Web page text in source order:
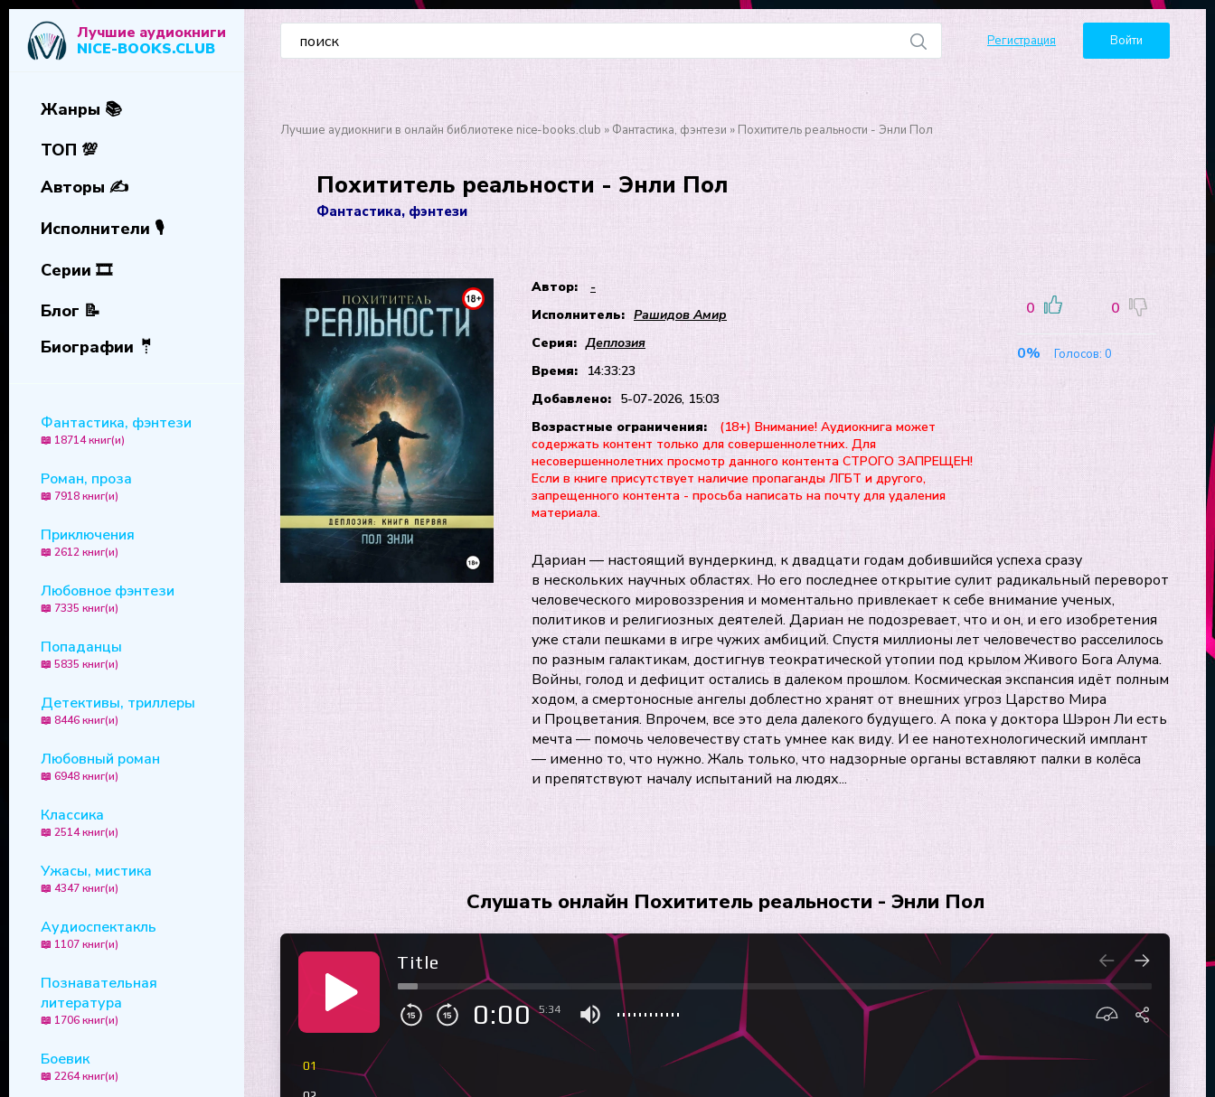
Лучшие аудиокниги
NICE-BOOKS.CLUB
Регистрация Войти
Жанры 📚
ТОП 💯
Авторы ✍️
Исполнители 🎙️
Серии 🎞️
Блог 📝
Биографии 🤵
Фантастика, фэнтези
📖 18714 книг(и)
Роман, проза
📖 7918 книг(и)
Приключения
📖 2612 книг(и)
Любовное фэнтези
📖 7335 книг(и)
Попаданцы
📖 5835 книг(и)
Детективы, триллеры
📖 8446 книг(и)
Любовный роман
📖 6948 книг(и)
Классика
📖 2514 книг(и)
Ужасы, мистика
📖 4347 книг(и)
Аудиоспектакль
📖 1107 книг(и)
Познавательная
литература
📖 1706 книг(и)
Боевик
📖 2264 книг(и)
Лучшие аудиокниги в онлайн библиотеке nice-books.club » Фантастика, фэнтези » Похититель реальности - Энли Пол
Похититель реальности - Энли Пол
Фантастика, фэнтези
Автор:
-
Исполнитель: Рашидов Амир
Серия: Деплозия
Время:
14:33:23
Добавлено: 5-07-2026, 15:03
Возрастные ограничения:
(18+) Внимание! Аудиокнига может
содержать контент только для совершеннолетних. Для
несовершеннолетних просмотр данного контента СТРОГО ЗАПРЕЩЕН!
Если в книге присутствует наличие пропаганды ЛГБТ и другого,
запрещенного контента - просьба написать на почту для удаления
материала.
0 0
0% Голосов: 0
Дариан — настоящий вундеркинд, к двадцати годам добившийся успеха сразу
в нескольких научных областях. Но его последнее открытие сулит радикальный переворот
человеческого мировоззрения и моментально привлекает к себе внимание ученых,
политиков и религиозных деятелей. Дариан не подозревает, что и он, и его изобретения
уже стали пешками в игре чужих амбиций. Спустя миллионы лет человечество расселилось
по разным галактикам, достигнув теократической утопии под крылом Живого Бога Алума.
Войны, голод и дефицит остались в далеком прошлом. Космическая экспансия идёт полным
ходом, а смертоносные ангелы доблестно хранят от внешних угроз Царство Мира
и Процветания. Впрочем, все это дела далекого будущего. А пока у доктора Шэрон Ли есть
мечта — помочь человечеству стать умнее как виду. И ее нанотехнологический имплант
— именно то, что нужно. Жаль только, что надзорные органы вставляют палки в колёса
и препятствуют началу испытаний на людях...
Слушать онлайн Похититель реальности - Энли Пол
Title
0:00 5:34
01